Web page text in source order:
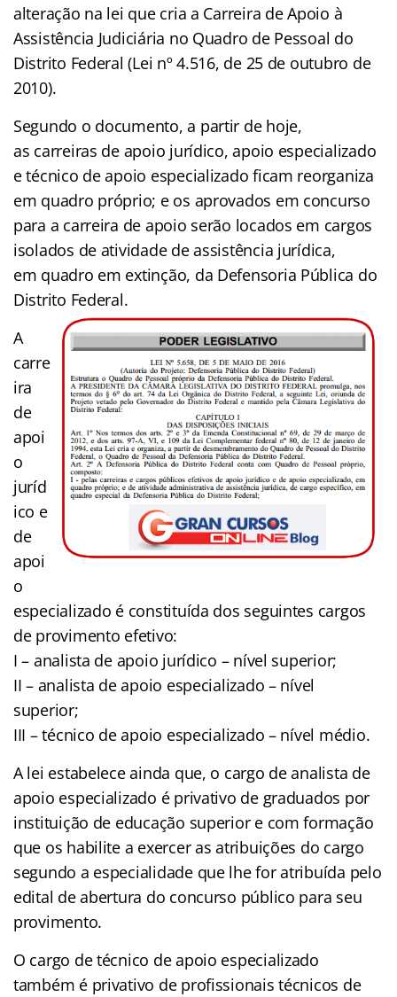
alteração na lei que cria a Carreira de Apoio à
Assistência Judiciária no Quadro de Pessoal do
Distrito Federal (Lei nº 4.516, de 25 de outubro de
2010).
Segundo o documento, a partir de hoje,
as carreiras de apoio jurídico, apoio especializado
e técnico de apoio especializado ficam reorganiza
em quadro próprio; e os aprovados em concurso
para a carreira de apoio serão locados em cargos
isolados de atividade de assistência jurídica,
em quadro em extinção, da Defensoria Pública do
Distrito Federal.
A
carre
ira
de
apoi
o
juríd
ico e
de
apoi
o
especializado é constituída dos seguintes cargos
de provimento efetivo:
I – analista de apoio jurídico – nível superior;
II – analista de apoio especializado – nível
superior;
III – técnico de apoio especializado – nível médio.
A lei estabelece ainda que, o cargo de analista de
apoio especializado é privativo de graduados por
instituição de educação superior e com formação
que os habilite a exercer as atribuições do cargo
segundo a especialidade que lhe for atribuída pelo
edital de abertura do concurso público para seu
provimento.
O cargo de técnico de apoio especializado
também é privativo de profissionais técnicos de